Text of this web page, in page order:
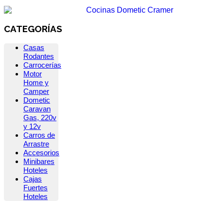
CATEGORÍAS
Casas
Rodantes
Carrocerías
Motor
Home y
Camper
Dometic
Caravan
Gas, 220v
y 12v
Carros de
Arrastre
Accesorios
Minibares
Hoteles
Cajas
Fuertes
Hoteles